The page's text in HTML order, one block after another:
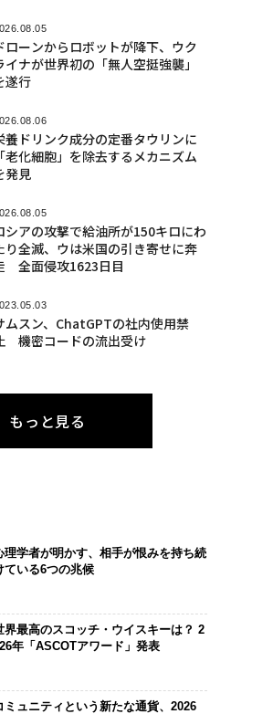
ローンからロボットが降下、ウク
イナが世界初の「無人空挺強襲」
遂行
養ドリンク成分の定番タウリンに
「老化細胞」を除去するメカニズム
発見
シアの攻撃で給油所が150キロにわ
り全滅、ウは米国の引き寄せに奔
全面侵攻1623日目
ムスン、ChatGPTの社内使用禁
機密コードの流出受け
もっと見る
理学者が明かす、相手が恨みを持ち続
ている6つの兆候
界最高のスコッチ・ウイスキーは？ 2
年「ASCOTアワード」発表
ミュニティという新たな通貨、2026